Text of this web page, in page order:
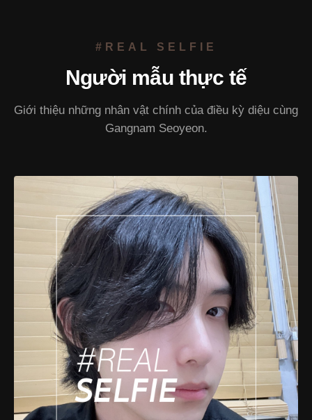
#REAL SELFIE
Người mẫu thực tế
Giới thiệu những nhân vật chính của điều kỳ diệu cùng
Gangnam Seoyeon.